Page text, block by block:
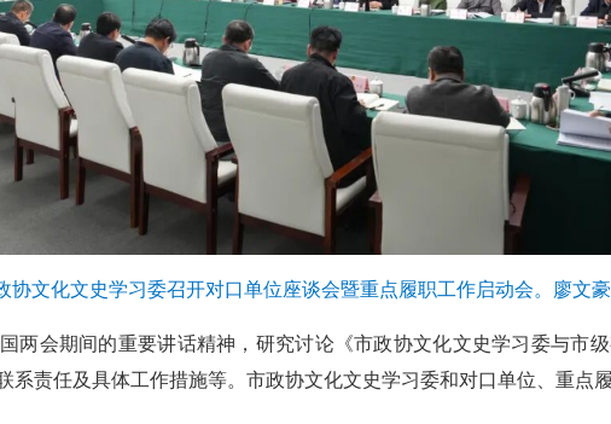
协文化文史学习委召开对口单位座谈会暨重点履职工作启动会。廖文
两会期间的重要讲话精神，研究讨论《市政协文化文史学习委与市
系责任及具体工作措施等。市政协文化文史学习委和对口单位、重点